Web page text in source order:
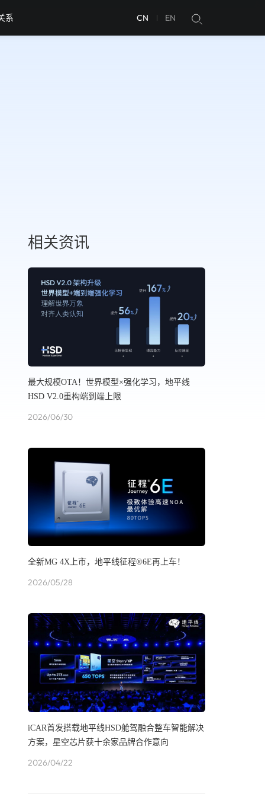
系 CN EN
相关资讯
最大规模OTA！世界模型×强化学习，地平线
HSD V2.0重构端到端上限
2026/06/30
全新MG 4X上市，地平线征程®6E再上车！
2026/05/28
iCAR首发搭载地平线HSD舱驾融合整车智能解决
方案，星空芯片获十余家品牌合作意向
2026/04/22